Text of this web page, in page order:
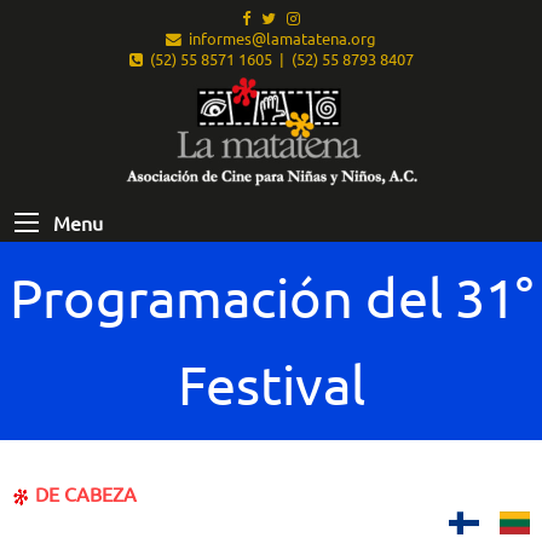
informes@lamatatena.org
(52) 55 8571 1605 | (52) 55 8793 8407
Menu
Programación del 31°
Festival
DE CABEZA